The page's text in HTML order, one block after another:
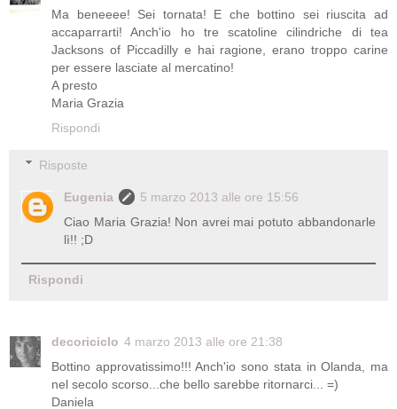
Ma beneeee! Sei tornata! E che bottino sei riuscita ad
accaparrarti! Anch'io ho tre scatoline cilindriche di tea
Jacksons of Piccadilly e hai ragione, erano troppo carine
per essere lasciate al mercatino!
A presto
Maria Grazia
Rispondi
Risposte
Eugenia
5 marzo 2013 alle ore 15:56
Ciao Maria Grazia! Non avrei mai potuto abbandonarle
lì!! ;D
Rispondi
decoriciclo 4 marzo 2013 alle ore 21:38
Bottino approvatissimo!!! Anch'io sono stata in Olanda, ma
nel secolo scorso...che bello sarebbe ritornarci... =)
Daniela